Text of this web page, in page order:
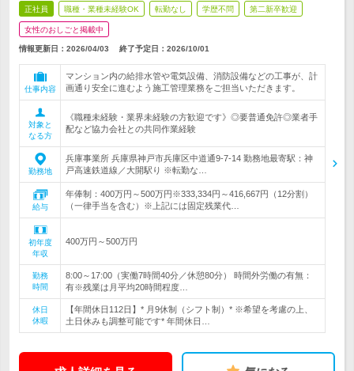
正社員 職種・業種未経験OK 転勤なし 学歴不問 第二新卒歓迎
女性のおしごと掲載中
情報更新日：2026/04/03 終了予定日： 2026/10/01
仕事内容
マンション内の給排水管や電気設備、消防設備などの工事が、計
画通り安全に進むよう施工管理業務をご担当いただきます。
対象と
なる方
《職種未経験・業界未経験の方歓迎です》◎要普通免許◎業者手
配など協力会社との共同作業経験
勤務地
兵庫事業所 兵庫県神戸市兵庫区中道通9-7-14 勤務地最寄駅：神
戸高速鉄道線／大開駅り ※転勤な…
給与
年俸制：400万円～500万円※333,334円～416,667円（12分割）
（一律手当を含む）※上記には固定残業代…
初年度
年収
400万円～500万円
勤務
時間
8:00～17:00（実働7時間40分／休憩80分） 時間外労働の有無：
有※残業は月平均20時間程度…
休日
休暇
【年間休日112日】* 月9休制（シフト制）* ※希望を考慮の上、
土日休みも調整可能です* 年間休日…